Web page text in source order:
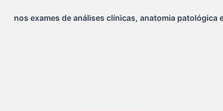
nos exames de análises clínicas, anatomia patológica